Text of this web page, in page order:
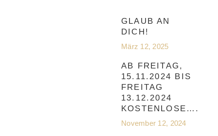
GLAUB AN
DICH!
März 12, 2025
AB FREITAG,
15.11.2024 BIS
FREITAG
13.12.2024
KOSTENLOSE….
November 12, 2024